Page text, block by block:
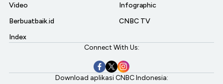
Video
Berbuatbaik.id
Index
Infographic
CNBC TV
Connect With Us:
Download aplikasi CNBC Indonesia: